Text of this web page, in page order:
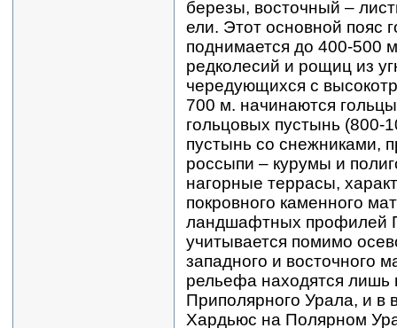
березы, восточный –
ели. Этот основной пояс
поднимается до 400-500
редколесий и рощиц из
чередующихся с
700 м. начинаются
гольцовых пустынь (800-
пустынь со снежниками,
россыпи – курумы и
нагорные террасы,
покровного каменного
ландшафтных профилей
учитывается помимо
западного и восточного
рельефа находятся лишь
Приполярного Урала, и в
Хардьюс на Полярном